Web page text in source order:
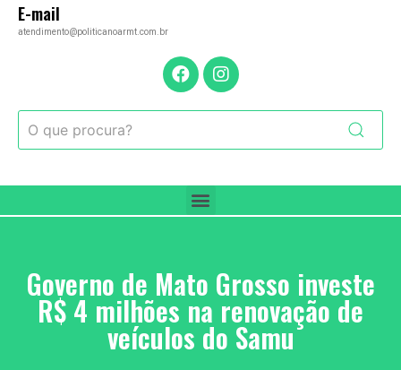
E-mail
atendimento@politicanoarmt.com.br
Governo de Mato Grosso investe
R$ 4 milhões na renovação de
veículos do Samu